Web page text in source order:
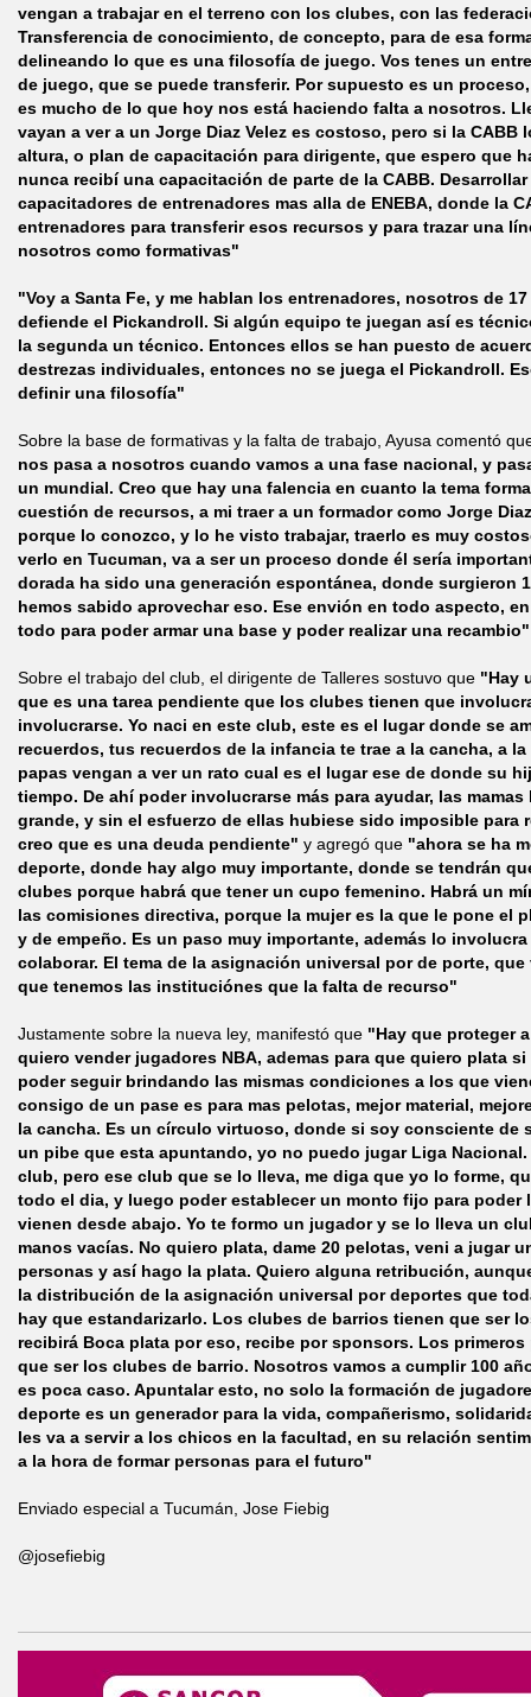
vengan a trabajar en el terreno con los clubes, con las
Transferencia de conocimiento, de concepto, para de esa
delineando lo que es una filosofía de juego. Vos tenes un
de juego, que se puede transferir. Por supuesto es un
es mucho de lo que hoy nos está haciendo falta a nosotros.
vayan a ver a un Jorge Diaz Velez es costoso, pero si la CABB
altura, o plan de capacitación para dirigente, que espero que
nunca recibí una capacitación de parte de la CABB.
capacitadores de entrenadores mas alla de ENEBA, donde la
entrenadores para transferir esos recursos y para trazar una
nosotros como formativas"
"Voy a Santa Fe, y me hablan los entrenadores, nosotros de
defiende el Pickandroll. Si algún equipo te juegan así es
la segunda un técnico. Entonces ellos se han puesto de
destrezas individuales, entonces no se juega el Pickandroll.
definir una filosofía"
Sobre la base de formativas y la falta de trabajo, Ayusa comentó
nos pasa a nosotros cuando vamos a una fase nacional, y
un mundial. Creo que hay una falencia en cuanto la tema
cuestión de recursos, a mi traer a un formador como Jorge
porque lo conozco, y lo he visto trabajar, traerlo es muy
verlo en Tucuman, va a ser un proceso donde él sería
dorada ha sido una generación espontánea, donde surgieron
hemos sabido aprovechar eso. Ese envión en todo aspecto,
todo para poder armar una base y poder realizar una recambio"
Sobre el trabajo del club, el dirigente de Talleres sostuvo que "Hay
que es una tarea pendiente que los clubes tienen que
involucrarse. Yo naci en este club, este es el lugar donde se
recuerdos, tus recuerdos de la infancia te trae a la cancha, a
papas vengan a ver un rato cual es el lugar ese de donde su
tiempo. De ahí poder involucrarse más para ayudar, las
grande, y sin el esfuerzo de ellas hubiese sido imposible para
creo que es una deuda pendiente" y agregó que "ahora se ha
deporte, donde hay algo muy importante, donde se tendrán
clubes porque habrá que tener un cupo femenino. Habrá un
las comisiones directiva, porque la mujer es la que le pone el
y de empeño. Es un paso muy importante, además lo
colaborar. El tema de la asignación universal por de porte,
que tenemos las instituciónes que la falta de recurso"
Justamente sobre la nueva ley, manifestó que "Hay que proteger
quiero vender jugadores NBA, ademas para que quiero plata
poder seguir brindando las mismas condiciones a los que
consigo de un pase es para mas pelotas, mejor material,
la cancha. Es un círculo virtuoso, donde si soy consciente de
un pibe que esta apuntando, yo no puedo jugar Liga
club, pero ese club que se lo lleva, me diga que yo lo forme,
todo el dia, y luego poder establecer un monto fijo para poder
vienen desde abajo. Yo te formo un jugador y se lo lleva un
manos vacías. No quiero plata, dame 20 pelotas, veni a jugar
personas y así hago la plata. Quiero alguna retribución,
la distribución de la asignación universal por deportes que
hay que estandarizarlo. Los clubes de barrios tienen que ser
recibirá Boca plata por eso, recibe por sponsors. Los
que ser los clubes de barrio. Nosotros vamos a cumplir 100
es poca caso. Apuntalar esto, no solo la formación de
deporte es un generador para la vida, compañerismo,
les va a servir a los chicos en la facultad, en su relación
a la hora de formar personas para el futuro"
Enviado especial a Tucumán, Jose Fiebig
@josefiebig